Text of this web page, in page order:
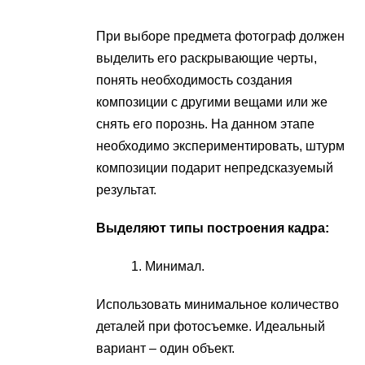
При выборе предмета фотограф должен
выделить его раскрывающие черты,
понять необходимость создания
композиции с другими вещами или же
снять его порознь. На данном этапе
необходимо экспериментировать, штурм
композиции подарит непредсказуемый
результат.
Выделяют типы построения кадра:
Минимал.
Использовать минимальное количество
деталей при фотосъемке. Идеальный
вариант – один объект.